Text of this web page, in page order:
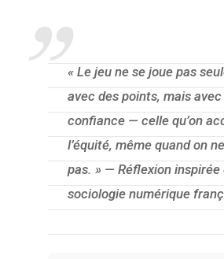
« Le jeu ne se joue pas
avec des points, mais avec
confiance — celle qu’on
l’équité, même quand on
pas. » — Réflexion inspirée
sociologie numérique